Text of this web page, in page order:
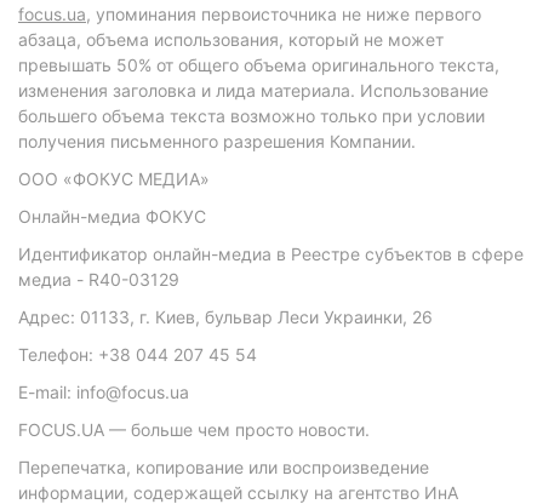
focus.ua, упоминания первоисточника не ниже первого
абзаца, объема использования, который не может
превышать 50% от общего объема оригинального текста,
изменения заголовка и лида материала. Использование
большего объема текста возможно только при условии
получения письменного разрешения Компании.
ООО «ФОКУС МЕДИА»
Онлайн-медиа ФОКУС
Идентификатор онлайн-медиа в Реестре субъектов в сфере
медиа - R40-03129
Адрес: 01133, г. Киев, бульвар Леси Украинки, 26
Телефон: +38 044 207 45 54
E-mail: info@focus.ua
FOCUS.UA — больше чем просто новости.
Перепечатка, копирование или воспроизведение
информации, содержащей ссылку на агентство ИнА